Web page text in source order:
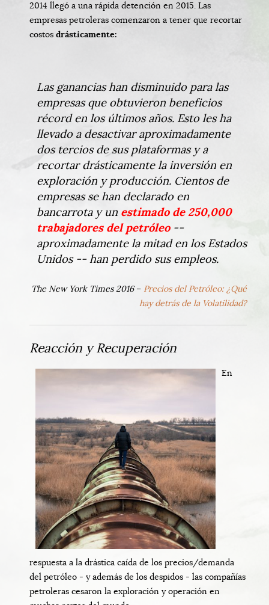
2014 llegó a una rápida detención en 2015. Las
empresas petroleras comenzaron a tener que recortar
costos drásticamente:
Las ganancias han disminuido para las
empresas que obtuvieron beneficios
récord en los últimos años. Esto les ha
llevado a desactivar aproximadamente
dos tercios de sus plataformas y a
recortar drásticamente la inversión en
exploración y producción. Cientos de
empresas se han declarado en
bancarrota y un estimado de 250,000
trabajadores del petróleo--
aproximadamente la mitad en los Estados
Unidos -- han perdido sus empleos.
The New York Times 2016– Precios del Petróleo: ¿Qué
hay detrás de la Volatilidad?
Reacción y Recuperación
En
respuesta a la drástica caída de los precios/demanda
del petróleo - y además de los despidos - las compañías
petroleras cesaron la exploración y operación en